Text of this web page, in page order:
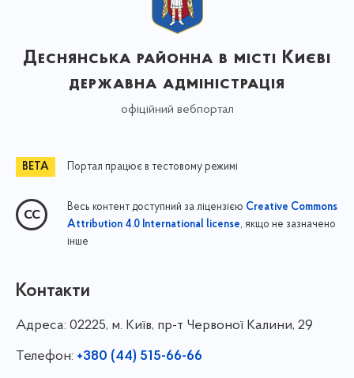
Деснянська районна в місті Києві
державна адміністрація
офіційний вебпортал
Портал працює в тестовому режимі
Весь контент доступний за ліцензією Creative Commons
Attribution 4.0 International license, якщо не зазначено
інше
Контакти
Адреса: 02225, м. Київ, пр-т Червоної Калини, 29
Телефон: +380 (44) 515-66-66